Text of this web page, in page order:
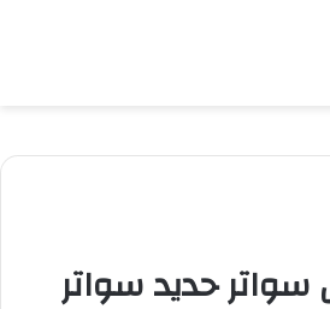
حديد سواتر